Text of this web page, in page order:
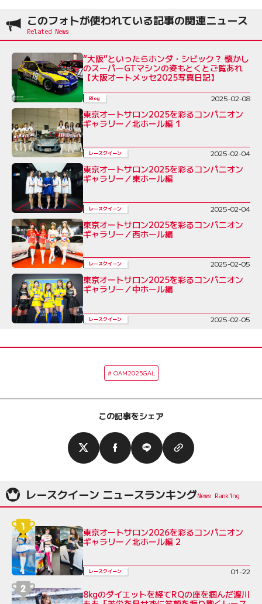
このフォトが使われている記事の関連ニュース
“大阪”といったらホンダ・シビック？ 懐かし
のスーパーGTマシンの姿もとくとご覧あれ
【大阪オートメッセ2025写真日記】
Blog 2025-02-08
東京オートサロン2025を彩るコンパニオン
ギャラリー／北ホール編 1
レースクイーン 2025-02-04
東京オートサロン2025を彩るコンパニオン
ギャラリー／東ホール編
レースクイーン 2025-02-04
東京オートサロン2025を彩るコンパニオン
ギャラリー／西ホール編
レースクイーン 2025-02-05
東京オートサロン2025を彩るコンパニオン
ギャラリー／中ホール編
レースクイーン 2025-02-05
OAM2025GAL
この記事をシェア
レースクイーン ニュースランキング
東京オートサロン2026を彩るコンパニオン
ギャラリー／北ホール編 2
レースクイーン 01-22
8kgのダイエットを経てRQの座を掴んだ渡川